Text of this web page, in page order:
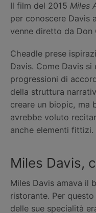
Il film del 2015 Miles
per conoscere Davis
venne diretto da Don
Cheadle prese
Davis. Come Davis
progressioni di
della struttura
creare un biopic, ma
avrebbe voluto
anche elementi fittizi.
Miles Davis,
Miles Davis amava il
ristorante. Per
delle sue specialità